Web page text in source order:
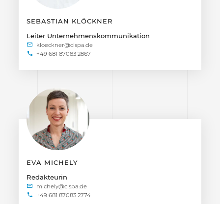
SEBASTIAN KLÖCKNER
Leiter Unternehmenskommunikation
+49 681 87083 2867
EVA MICHELY
Redakteurin
+49 681 87083 2774